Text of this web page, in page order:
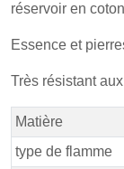
réservoir en
Essence et
Très résistant
Matière
type de flamme